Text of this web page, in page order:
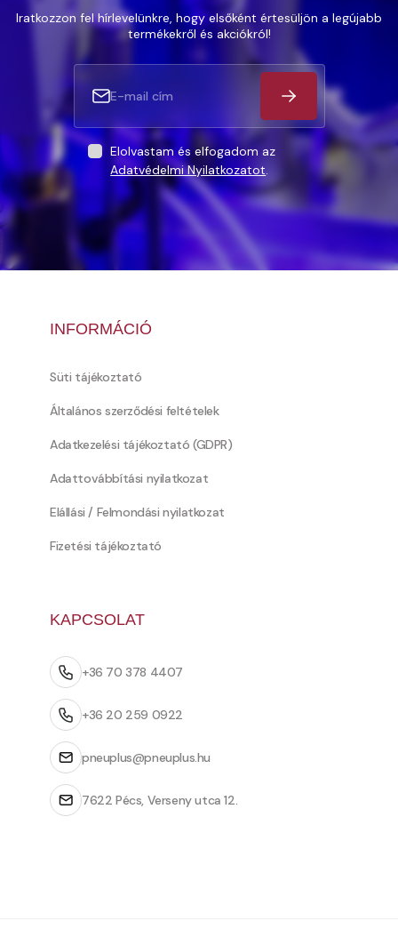
Iratkozzon fel hírlevelünkre, hogy elsőként értesüljön a legújabb
termékekről és akciókról!
Elolvastam és elfogadom az
Adatvédelmi Nyilatkozatot.
INFORMÁCIÓ
Süti tájékoztató
Általános szerződési feltételek
Adatkezelési tájékoztató (GDPR)
Adattovábbítási nyilatkozat
Elállási / Felmondási nyilatkozat
Fizetési tájékoztató
KAPCSOLAT
+36 70 378 4407
+36 20 259 0922
pneuplus@pneuplus.hu
7622 Pécs, Verseny utca 12.